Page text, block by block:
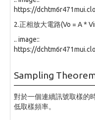
https://
2.正相放大電路(Vo = A *
.. image::
https://
Sampling
對於一個連續訊號取樣的
低取樣頻率。